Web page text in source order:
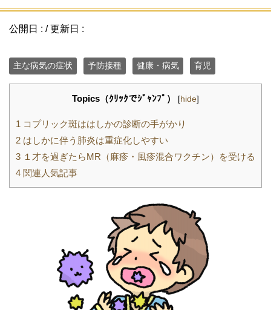
公開日 : / 更新日 :
主な病気の症状 予防接種 健康・病気 育児
Topics（ｸﾘｯｸでｼﾞｬﾝﾌﾟ） [hide]
1 コプリック斑ははしかの診断の手がかり
2 はしかに伴う肺炎は重症化しやすい
3 １才を過ぎたらMR（麻疹・風疹混合ワクチン）を受ける
4 関連人気記事